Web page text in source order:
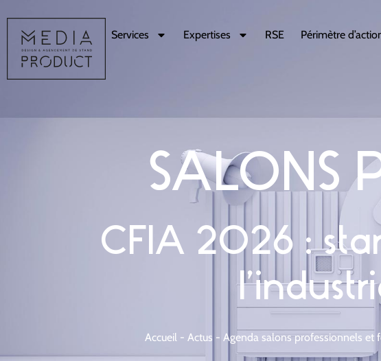
Services Expertises RSE Périmètre
SALONS
CFIA 2026 :
Accueil - Actus - Agenda salons professionnels et